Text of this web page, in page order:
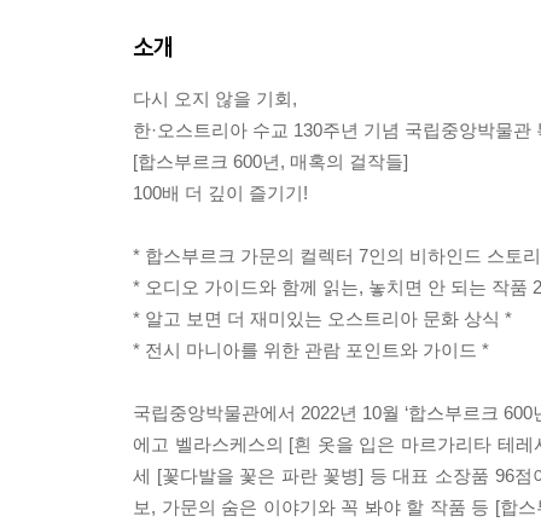
소개
다시 오지 않을 기회,
한·오스트리아 수교 130주년 기념 국립중앙박물관
[합스부르크 600년, 매혹의 걸작들]
100배 더 깊이 즐기기!
* 합스부르크 가문의 컬렉터 7인의 비하인드 스토
* 오디오 가이드와 함께 읽는, 놓치면 안 되는 작품
* 알고 보면 더 재미있는 오스트리아 문화 상식 *
* 전시 마니아를 위한 관람 포인트와 가이드 *
국립중앙박물관에서 2022년 10월 ‘합스부르크
에고 벨라스케스의 [흰 옷을 입은 마르가리타 테
세 [꽃다발을 꽃은 파란 꽃병] 등 대표 소장품 96
보, 가문의 숨은 이야기와 꼭 봐야 할 작품 등 [합